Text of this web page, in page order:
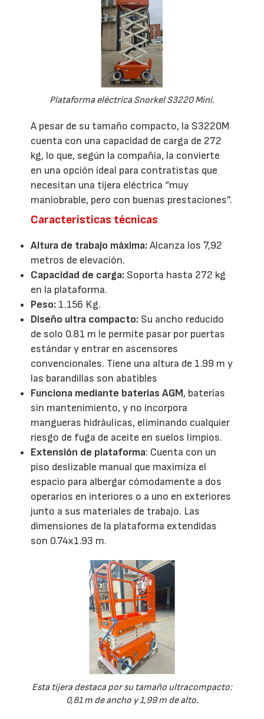
Plataforma eléctrica Snorkel S3220 Mini.
A pesar de su tamaño compacto, la S3220M
cuenta con una capacidad de carga de 272
kg, lo que, según la compañía, la convierte
en una opción ideal para contratistas que
necesitan una tijera eléctrica “muy
maniobrable, pero con buenas prestaciones”.
Características técnicas
Altura de trabajo máxima:Alcanza los 7,92
metros de elevación.
Capacidad de carga: Soporta hasta 272 kg
en la plataforma.
Peso: 1.156 Kg.
Diseño ultra compacto: Su ancho reducido
de solo 0.81 m le permite pasar por puertas
estándar y entrar en ascensores
convencionales. Tiene una altura de 1.99 m y
las barandillas son abatibles
Funciona mediante baterías AGM, baterías
sin mantenimiento, y no incorpora
mangueras hidráulicas, eliminando cualquier
riesgo de fuga de aceite en suelos limpios.
Extensión de plataforma: Cuenta con un
piso deslizable manual que maximiza el
espacio para albergar cómodamente a dos
operarios en interiores o a uno en exteriores
junto a sus materiales de trabajo. Las
dimensiones de la plataforma extendidas
son 0.74x1.93 m.
Esta tijera destaca por su tamaño ultracompacto:
0,81 m de ancho y 1,99 m de alto.